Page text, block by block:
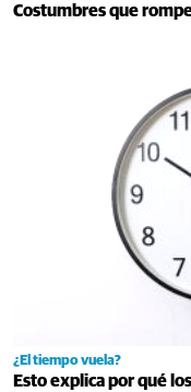
Costumbres que
¿El tiempo vuela?
Esto explica por qué